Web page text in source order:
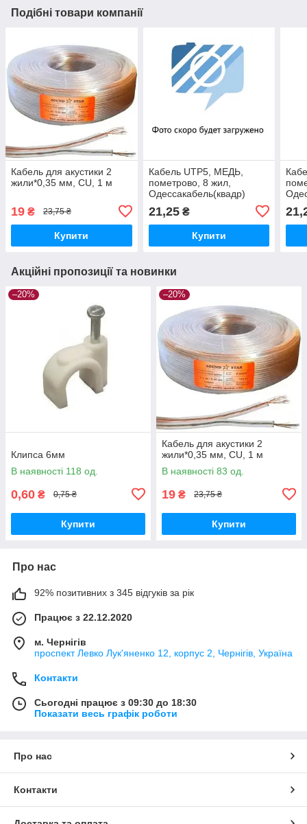
Подібні товари компанії
Кабель для акустики 2
жили*0,35 мм, CU, 1 м
19 ₴ 23,75 ₴
Купити
Кабель UTP5, МЕДЬ,
пометрово, 8 жил,
Одессакабель(квадр)
21,25₴
Купити
Акційні пропозиції та новинки
–20%
Клипса 6мм
В наявності 118 од.
0,60 ₴ 0,75 ₴
Купити
–20%
Кабель для акустики 2
жили*0,35 мм, CU, 1 м
В наявності 83 од.
19 ₴ 23,75 ₴
Купити
Про нас
92% позитивних з 345 відгуків за рік
Працює з 22.12.2020
м. Чернігів
проспект Левко Лук'яненко 12, корпус 2, Чернігів, Україна
Контакти
Сьогодні працює з 09:30 до 18:30
Показати весь графік роботи
Про нас
Контакти